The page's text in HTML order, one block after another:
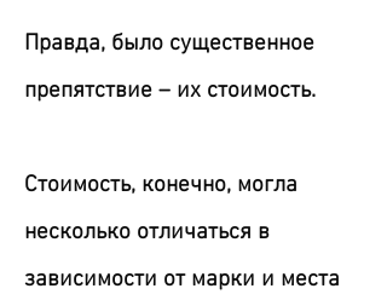
Правда, было существенное
препятствие – их стоимость.
Стоимость, конечно, могла
несколько отличаться в
зависимости от марки и места